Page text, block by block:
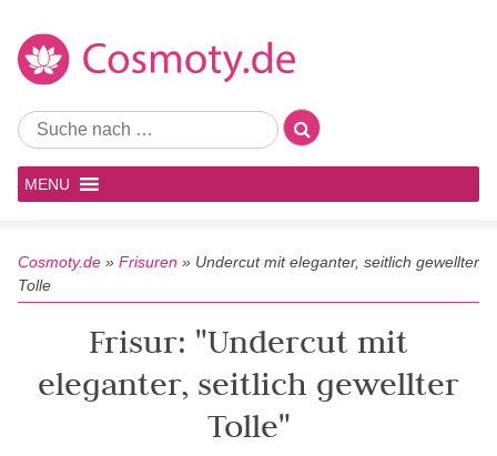
MENU
Cosmoty.de » Frisuren » Undercut mit eleganter, seitlich gewellter
Tolle
Frisur: "Undercut mit
eleganter, seitlich gewellter
Tolle"